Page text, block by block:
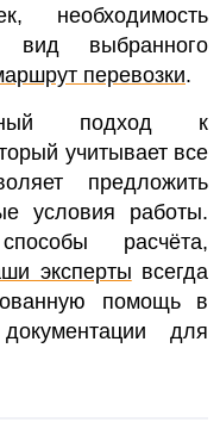
необходимость
вид выбранного
перевозки.
подход к
учитывает все
предложить
условия работы.
расчёта,
эксперты всегда
помощь в
для